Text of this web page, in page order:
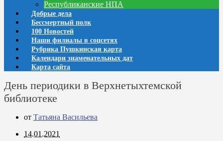
Республиканские НПА
Добрые дела
Бессмертный полк
100 Новостей
Наши филиалы в соцсетях
Рубрика Пушкинская карта
Календари знаменательных дат
Карта сайта
День периодики в Верхнетыхтемской
библиотеке
от Татьяна Васильева
14.01.2021